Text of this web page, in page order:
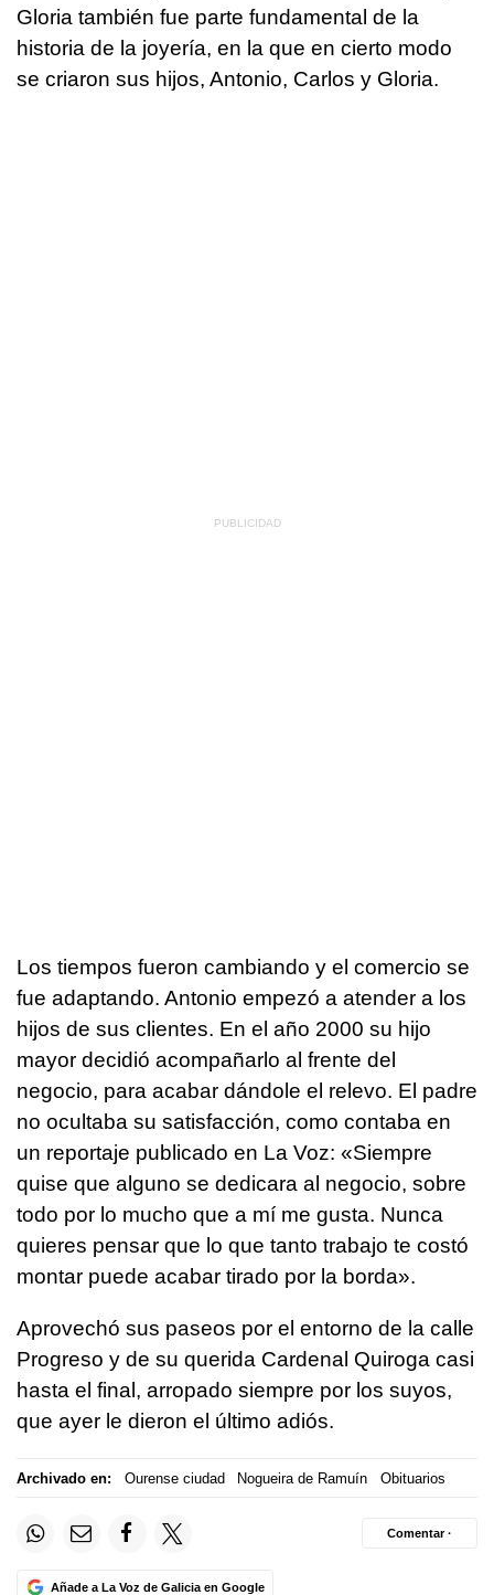
Gloria también fue parte fundamental de la
historia de la joyería, en la que en cierto modo
se criaron sus hijos, Antonio, Carlos y Gloria.
Los tiempos fueron cambiando y el comercio se
fue adaptando. Antonio empezó a atender a los
hijos de sus clientes. En el año 2000 su hijo
mayor decidió acompañarlo al frente del
negocio, para acabar dándole el relevo. El padre
no ocultaba su satisfacción, como contaba en
un reportaje publicado en La Voz: «Siempre
quise que alguno se dedicara al negocio, sobre
todo por lo mucho que a mí me gusta. Nunca
quieres pensar que lo que tanto trabajo te costó
montar puede acabar tirado por la borda».
Aprovechó sus paseos por el entorno de la calle
Progreso y de su querida Cardenal Quiroga casi
hasta el final, arropado siempre por los suyos,
que ayer le dieron el último adiós.
Archivado en: Ourense ciudad Nogueira de Ramuín Obituarios
Añade a La Voz de Galicia en Google
Comentar ·